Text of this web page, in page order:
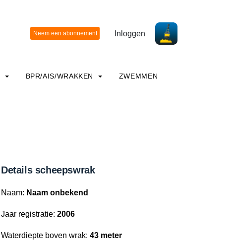
Inloggen
BPR/AIS/WRAKKEN ZWEMMEN
Details scheepswrak
Naam: Naam onbekend
Jaar registratie: 2006
Waterdiepte boven wrak: 43 meter